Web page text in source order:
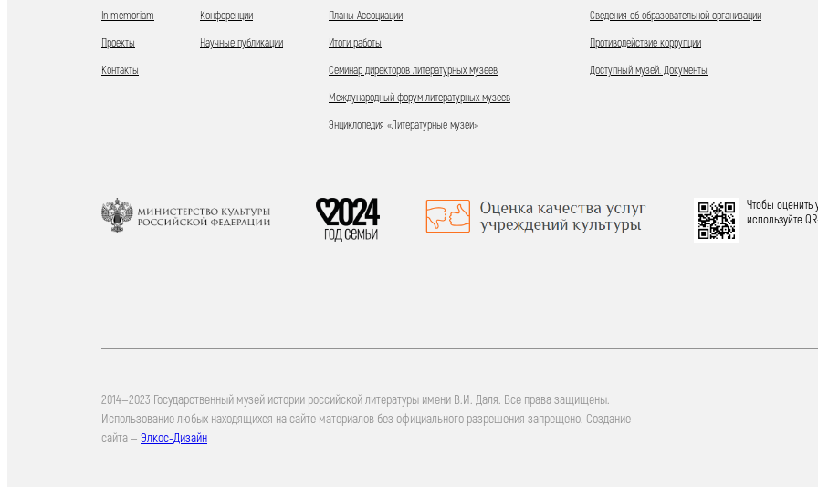
In memoriam
Проекты
Контакты
Конференции
Научные публикации
Планы Ассоциации
Итоги работы
Семинар директоров литературных музеев
Международный форум литературных музеев
Энциклопедия «Литературные музеи»
Сведения об образовательной организации
Противодействие коррупции
Доступный музей. Документы
Чтобы оценить
используйте
2014—2023 Государственный музей истории российской литературы имени В.И. Даля. Все права защищены.
Использование любых находящихся на сайте материалов без официального разрешения запрещено. Создание
сайта — Элкос-Дизайн